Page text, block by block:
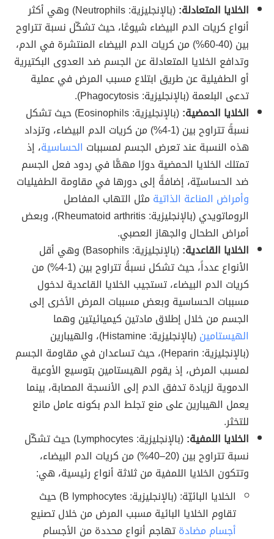
الخلايا المتعادلة:
(بالإنجليزية: Neutrophils) وهي أكثر
أنواع كريات الدم البيضاء شيوعًا، حيث تشكّل نسبة تتراوح
بين (40-60%) من كريات الدم البيضاء المنتشرة في الدم،
وتدافع الخلايا المتعادلة عن الجسم ضد العدوى البكتيرية
أو الطفيلية عن طريق ابتلاع مسبب المرض في عملية
تدعى البلعمة (بالإنجليزية: Phagocytosis).
الخلايا الحمضية:
(بالإنجليزية: Eosinophils) حيث تشكل
نسبةً تتراوح بين (1-4%) من كريات الدم البيضاء، وتزداد
هذه النسبة عند تعرض الجسم لمسببات الحساسية، إذ
تمتلك الخلايا الحمضية دورًا مهمًّا في ردود فعل الجسم
ضد الحساسيّة، إضافةً إلى دورها في مقاومة الطفيليات
وأمراض المناعة الذاتية مثل التهاب المفاصل
الروماتويدي (بالإنجليزية: Rheumatoid arthritis)، وبعض
أمراض الطحال والجهاز العصبي.
الخلايا القاعدية:
(بالإنجليزية: Basophils) وهي أقل
الأنواع عدداً، حيث تشكل نسبةً تتراوح بين (1-4%) من
كريات الدم البيضاء، تستجيب الخلايا القاعدية لدخول
مسببات الحساسية وبعض مسببات المرض الأخرى إلى
الجسم من خلال إطلاق مادتين كيميائيتين وهما
الهيستامين
(بالإنجليزية: Histamine)، والهيبارين
(بالإنجليزية: Heparin)، حيث تساعدان في مقاومة الجسم
لمسبب المرض، إذ يقوم الهيستامين بتوسيع الأوعية
الدموية لزيادة تدفق الدم إلى الأنسجة المصابة، بينما
يعمل الهيبارين على منع تجلط الدم بكونه عامل مانع
للتخثر.
الخلايا اللمفية:
(بالإنجليزية: Lymphocytes) حيث تشكّل
نسبة تتراوح بين (20–40%) من كريات الدم البيضاء،
وتتكون الخلايا اللمفية من ثلاثة أنواع رئيسية، هي:
الخلايا البائيّة: (بالإنجليزية: B lymphocytes) حيث
تقاوم الخلايا البائية مسبب المرض من خلال تصنيع
أجسام مضادةتهاجم أنواع محددة من الأجسام